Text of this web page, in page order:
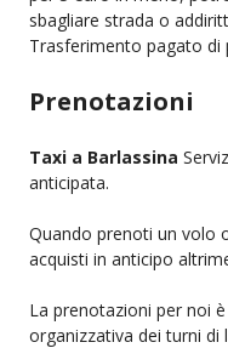
sbagliare strada o
Trasferimento pagato di
Prenotazioni
Taxi a Barlassina
anticipata.
Quando prenoti un volo
acquisti in anticipo
La prenotazioni per noi
organizzativa dei turni di